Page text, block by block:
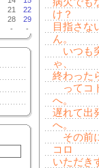
21
22
28
29
- -
け？
目指さな
ん。
いつも
ゃ、
終わった
ってコ
へ。
遅れて出
へ。
その前
コロ
いただき